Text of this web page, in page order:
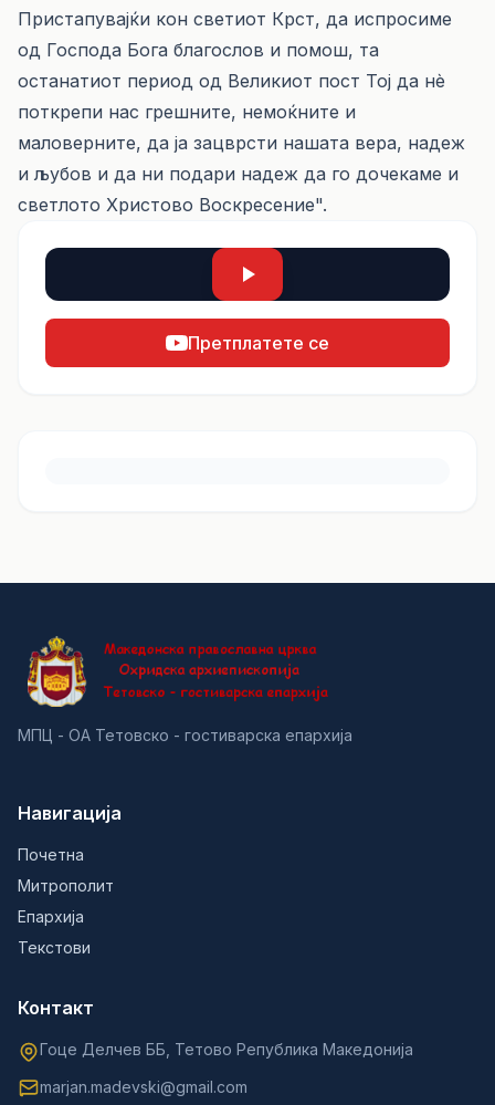
Пристапувајќи кон светиот Крст, да испросиме
од Господа Бога благослов и помош, та
останатиот период од Великиот пост Тој да нè
поткрепи нас грешните, немоќните и
маловерните, да ја зацврсти нашата вера, надеж
и љубов и да ни подари надеж да го дочекаме и
светлото Христово Воскресение".
Претплатете се
МПЦ - ОА Тетовско - гостиварска епархија
Навигација
Почетна
Митрополит
Епархија
Текстови
Контакт
Гоце Делчев ББ, Тетово Република Македонија
marjan.madevski@gmail.com